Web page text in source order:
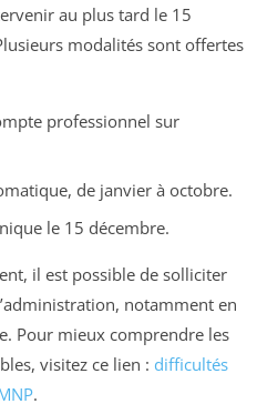
au plus tard le 15
modalités sont offertes
professionnel sur
de janvier à octobre.
le 15 décembre.
il est possible de solliciter
notamment en
Pour mieux comprendre les
visitez ce lien : difficultés
.